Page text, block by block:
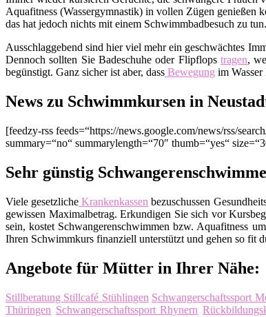
Aquafitness (Wassergymnastik) in vollen Zügen
das hat jedoch nichts mit einem Schwimmbadbesuch zu tun.
Ausschlaggebend sind hier viel mehr ein geschwächtes
Dennoch sollten Sie Badeschuhe oder Flipflops tragen,
begünstigt. Ganz sicher ist aber, dass Bewegung im Wasser
News zu Schwimmkursen in
[feedzy-rss feeds=“https://news.google.com/news/rss/
summary=“no“ summarylength=“70″ thumb=“yes“
Sehr günstig
Viele gesetzliche Krankenkassen bezuschussen
gewissen Maximalbetrag. Erkundigen Sie sich vor
sein, kostet Schwangerenschwimmen bzw. Aquafitness
Ihren Schwimmkurs finanziell unterstützt und gehen so fit
Angebote für Mütter in Ihrer Nähe:
Stillberatung Stillcafé Stühlingen Schwangerschaftssport
Thüringen Schwangerschaftssport Rhynern